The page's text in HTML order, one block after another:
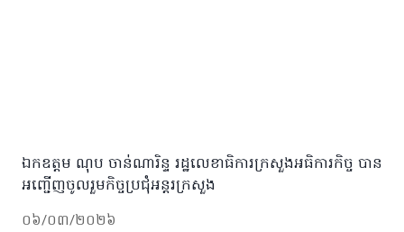
ឯកឧត្តម ណុប ចាន់ណារិន្ទ រដ្ឋលេខាធិការក្រសួងអធិការកិច្ច បាន
អញ្ជើញចូលរួមកិច្ចប្រជុំអន្តរក្រសួង
០៦/០៣/២០២៦